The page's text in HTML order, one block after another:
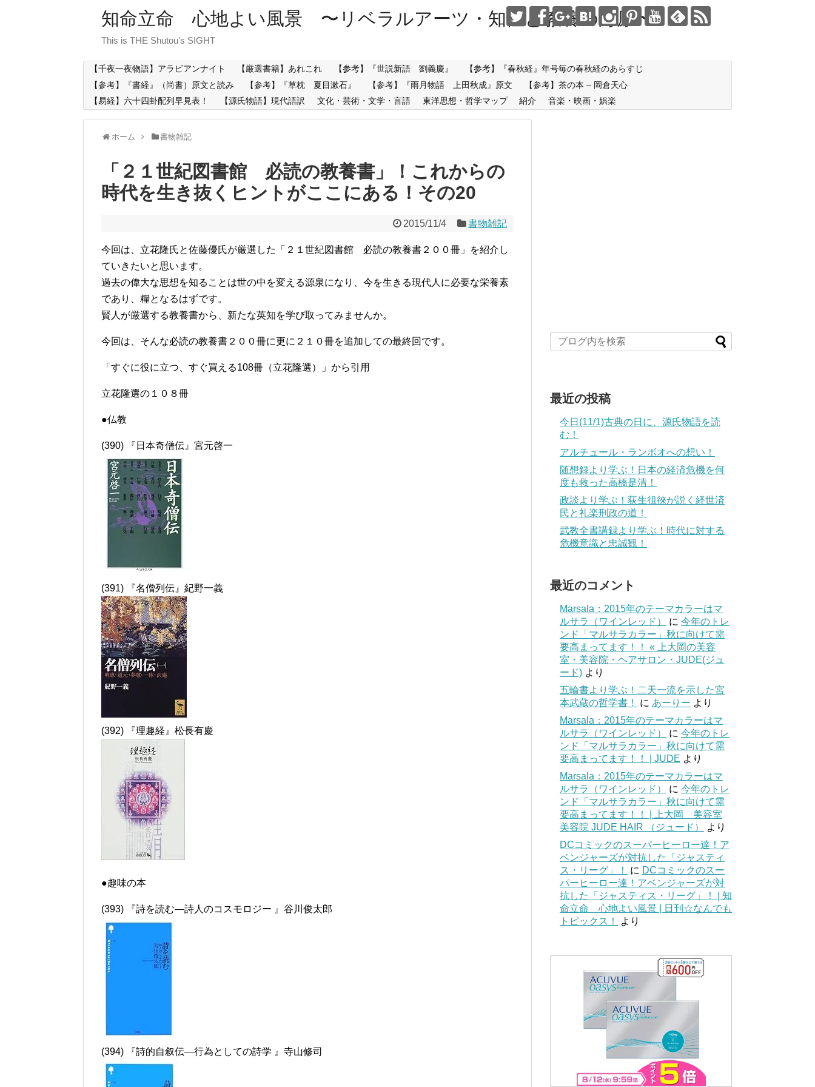
知命立命 心地よい風景 〜リベラルアーツ・知性と教養の海原〜
This is THE Shutou's SIGHT
【千夜一夜物語】アラビアンナイト 【厳選書籍】あれこれ 【参考】『世説新語 劉義慶』
【参考】『春秋経』年号毎の春秋経のあらすじ
【参考】『書経』（尚書）原文と読み
【参考】『草枕 夏目漱石』 【参考】『雨月物語 上田秋成』原文
【参考】茶の本 – 岡倉天心
【易経】六十四卦配列早見表！
【源氏物語】現代語訳 文化・芸術・文学・言語 東洋思想・哲学マップ 紹介 音楽・映画・娯楽
ホーム 書物雑記
「２１世紀図書館 必読の教養書」！これからの
時代を生き抜くヒントがここにある！その20
2015/11/4 書物雑記
今回は、立花隆氏と佐藤優氏が厳選した「２１世紀図書館 必読の教養書２００冊」を紹介し
ていきたいと思います。
過去の偉大な思想を知ることは世の中を変える源泉になり、今を生きる現代人に必要な栄養素
であり、糧となるはずです。
賢人が厳選する教養書から、新たな英知を学び取ってみませんか。
今回は、そんな必読の教養書２００冊に更に２１０冊を追加しての最終回です。
「すぐに役に立つ、すぐ買える108冊（立花隆選）」から引用
立花隆選の１０８冊
●仏教
(390) 『日本奇僧伝』宮元啓一
(391) 『名僧列伝』紀野一義
(392) 『理趣経』松長有慶
●趣味の本
(393) 『詩を読む―詩人のコスモロジー 』谷川俊太郎
(394) 『詩的自叙伝―行為としての詩学 』寺山修司
最近の投稿
今日(11/1)古典の日に、源氏物語を読
む！
アルチュール・ランボオへの想い！
随想録より学ぶ！日本の経済危機を何
度も救った高橋是清！
政談より学ぶ！荻生徂徠が説く経世済
民と礼楽刑政の道！
武教全書講録より学ぶ！時代に対する
危機意識と忠誠観！
最近のコメント
Marsala：2015年のテーマカラーはマ
ルサラ（ワインレッド）
に 今年のトレ
ンド「マルサラカラー」秋に向けて需
要高まってます！！ « 上大岡の美容
室・美容院・ヘアサロン・JUDE(ジュ
ード) より
五輪書より学ぶ！二天一流を示した宮
本武蔵の哲学書！
に あーりー より
Marsala：2015年のテーマカラーはマ
ルサラ（ワインレッド）
に 今年のトレ
ンド「マルサラカラー」秋に向けて需
要高まってます！！ | JUDE より
Marsala：2015年のテーマカラーはマ
ルサラ（ワインレッド）
に 今年のトレ
ンド「マルサラカラー」秋に向けて需
要高まってます！！ | 上大岡 美容室
美容院 JUDE HAIR （ジュード）
より
DCコミックのスーパーヒーロー達！ア
ベンジャーズが対抗した「ジャスティ
ス・リーグ」！
に DCコミックのスー
パーヒーロー達！アベンジャーズが対
抗した「ジャスティス・リーグ」！ | 知
命立命 心地よい風景 | 日刊☆なんでも
トピックス！
より